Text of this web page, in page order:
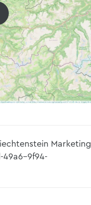
Marketing
49a6-9f94-